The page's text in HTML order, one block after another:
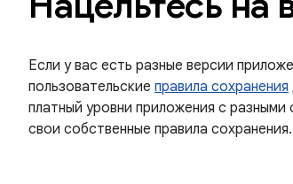
Если у вас есть разные версии
пользовательские правила сохранения
платный уровни приложения с
свои собственные правила сохранения.